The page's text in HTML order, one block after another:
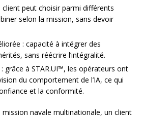
client peut choisir parmi différents
selon la mission, sans devoir
: capacité à intégrer des
sans réécrire l’intégralité.
grâce à STAR.UI™, les opérateurs ont
du comportement de l’IA, ce qui
et la conformité.
mission navale multinationale, un client